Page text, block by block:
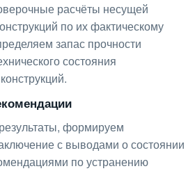
расчёты несущей
по их фактическому
запас прочности
состояния
формируем
с выводами о состоянии
по устранению